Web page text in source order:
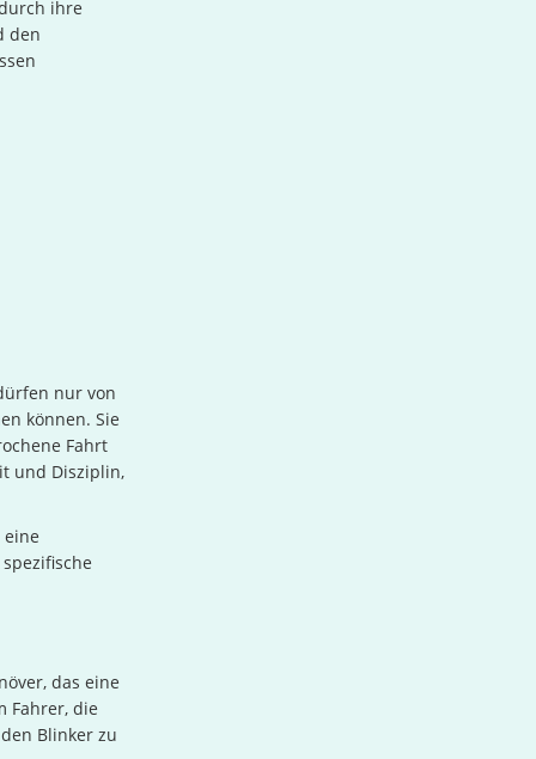
ihre
den
nur von
können. Sie
Fahrt
und Disziplin,
das eine
Fahrer, die
Blinker zu